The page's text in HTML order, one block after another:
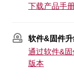
下载产品手
软件&固件
通过软件&
版本